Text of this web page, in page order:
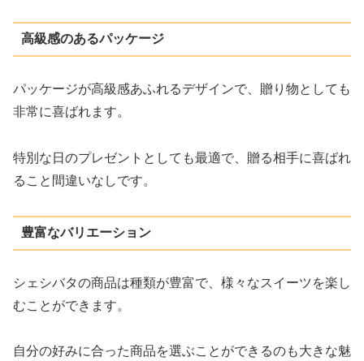
高級感のあるパッケージ
パッケージが高級感あふれるデザインで、贈り物としても
非常に喜ばれます。
特別な日のプレゼントとしても最適で、贈る相手に喜ばれ
ること間違いなしです。
豊富なバリエーション
シェシバタの商品は種類が豊富で、様々なスイーツを楽し
むことができます。
自分の好みに合った商品を選ぶことができるのも大きな魅